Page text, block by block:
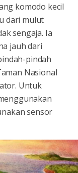
komodo kecil
dari mulut
sengaja. Ia
jauh dari
pindah
Nasional
Untuk
sensor